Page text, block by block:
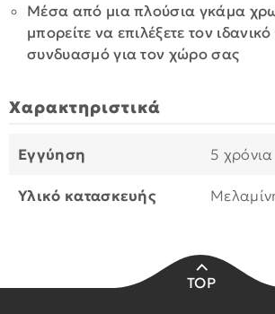
Μέσα από μια πλούσια γκάμα
μπορείτε να επιλέξετε τον
συνδυασμό για τον χώρο σας
Χαρακτηριστικά
Εγγύηση 5 χρόνια
Υλικό κατασκευής
TOP